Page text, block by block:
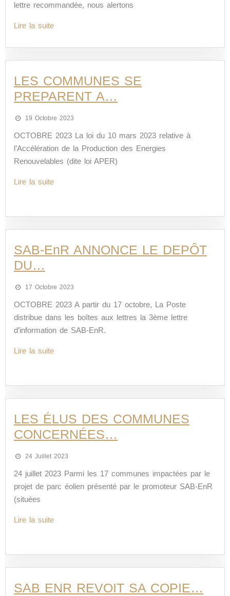
lettre recommandée, nous alertons
Lire la suite
LES COMMUNES SE
PREPARENT A…
19 Octobre 2023
OCTOBRE 2023 La loi du 10 mars 2023 relative à
l’Accélération de la Production des Energies
Renouvelables (dite loi APER)
Lire la suite
SAB-EnR ANNONCE LE DEPÔT
DU…
17 Octobre 2023
OCTOBRE 2023 A partir du 17 octobre, La Poste
distribue dans les boîtes aux lettres la 3ème lettre
d’information de SAB-EnR.
Lire la suite
LES ÉLUS DES COMMUNES
CONCERNÉES…
24 Juillet 2023
24 juillet 2023 Parmi les 17 communes impactées par le
projet de parc éolien présenté par le promoteur SAB-EnR
(situées
Lire la suite
SAB ENR REVOIT SA COPIE…